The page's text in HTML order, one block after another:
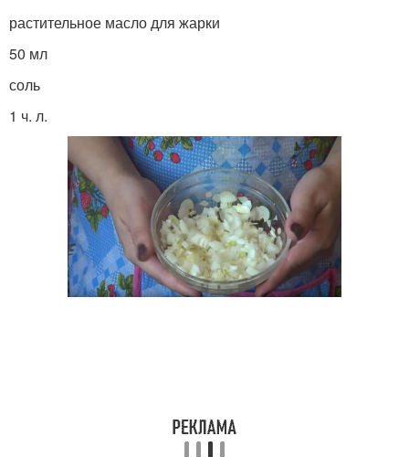
растительное масло для жарки
50 мл
соль
1 ч. л.